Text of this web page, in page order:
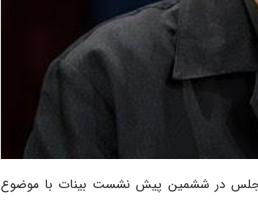
مجلس در ششمین پیش نشست بینات با موضوع